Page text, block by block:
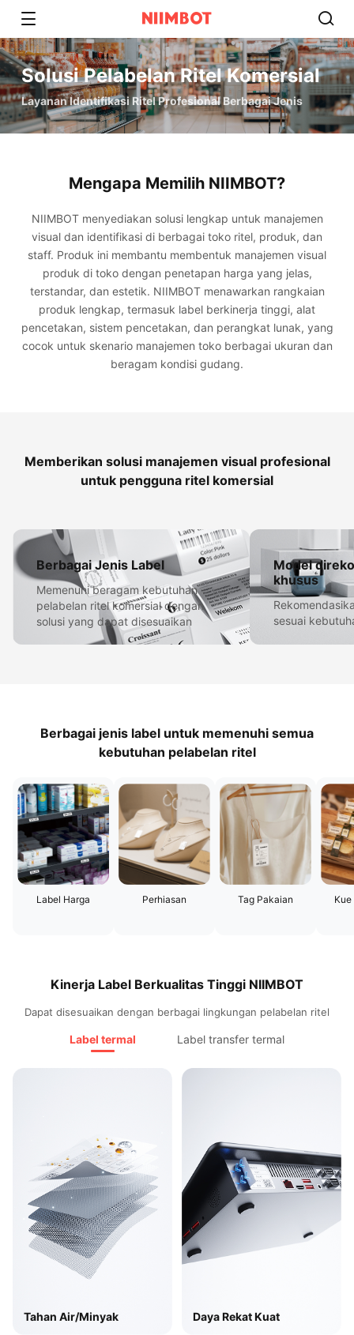
Solusi Pelabelan Ritel Komersial
Layanan Identifikasi Ritel Profesional Berbagai Jenis
Mengapa Memilih NIIMBOT?
NIIMBOT menyediakan solusi lengkap untuk manajemen
visual dan identifikasi di berbagai toko ritel, produk, dan
staff. Produk ini membantu membentuk manajemen visual
produk di toko dengan penetapan harga yang jelas,
terstandar, dan estetik. NIIMBOT menawarkan rangkaian
produk lengkap, termasuk label berkinerja tinggi, alat
pencetakan, sistem pencetakan, dan perangkat lunak, yang
cocok untuk skenario manajemen toko berbagai ukuran dan
beragam kondisi gudang.
Memberikan solusi manajemen visual profesional
untuk pengguna ritel komersial
Berbagai Jenis Label
Memenuhi beragam kebutuhan
pelabelan ritel komersial dengan
solusi yang dapat disesuaikan
Model
khusus
sesuai
Berbagai jenis label untuk memenuhi semua
kebutuhan pelabelan ritel
Label Harga Perhiasan Tag Pakaian
Kinerja Label Berkualitas Tinggi NIIMBOT
Dapat disesuaikan dengan berbagai lingkungan pelabelan ritel
Label termal Label transfer termal
Tahan Air/Minyak Daya Rekat Kuat